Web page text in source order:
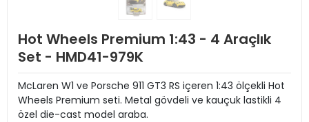
Hot Wheels Premium 1:43 - 4 Araçlık
Set - HMD41-979K
McLaren W1 ve Porsche 911 GT3 RS içeren 1:43 ölçekli Hot
Wheels Premium seti. Metal gövdeli ve kauçuk lastikli 4
özel die-cast model araba.